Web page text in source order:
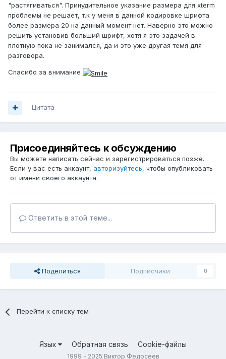
"растягиваться". Принудительное указание размера для xterm
проблемы не решает, т.к у меня в данной кодировке шрифта
более размера 20 на данный момент нет. Наверно это можно
решить установив больший шрифт, хотя я это задачей в
плотную пока не занимался, да и это уже другая темя для
разговора.
Спасибо за внимание
Цитата
Присоединяйтесь к обсуждению
Вы можете написать сейчас и зарегистрироваться позже.
Если у вас есть аккаунт, авторизуйтесь, чтобы опубликовать
от имени своего аккаунта.
Ответить в этой теме...
Поделиться Подписчики 0
Перейти к списку тем
Язык Обратная связь Cookie-файлы
1999 - 2025 Виктор Федосеев